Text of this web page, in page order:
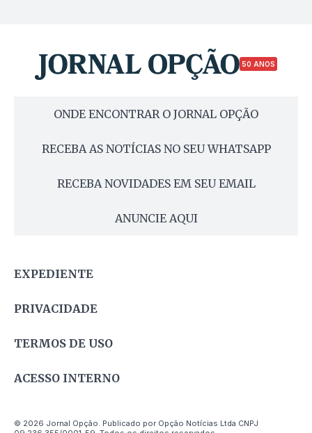
50 ANOS
ONDE ENCONTRAR O JORNAL OPÇÃO
RECEBA AS NOTÍCIAS NO SEU WHATSAPP
RECEBA NOVIDADES EM SEU EMAIL
ANUNCIE AQUI
EXPEDIENTE
PRIVACIDADE
TERMOS DE USO
ACESSO INTERNO
© 2026 Jornal Opção. Publicado por Opção Notícias Ltda CNPJ